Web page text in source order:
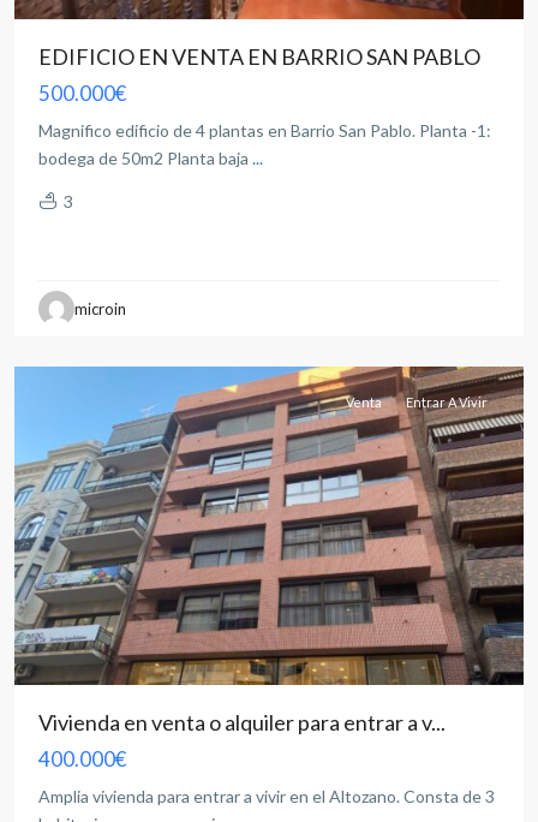
EDIFICIO EN VENTA EN BARRIO SAN PABLO
500.000€
Magnifico edificio de 4 plantas en Barrio San Pablo. Planta -1:
bodega de 50m2 Planta baja ...
3
microin
all,
Albacete
Venta Entrar A Vivir
Vivienda en venta o alquiler para entrar a v...
400.000€
Amplia vivienda para entrar a vivir en el Altozano. Consta de 3